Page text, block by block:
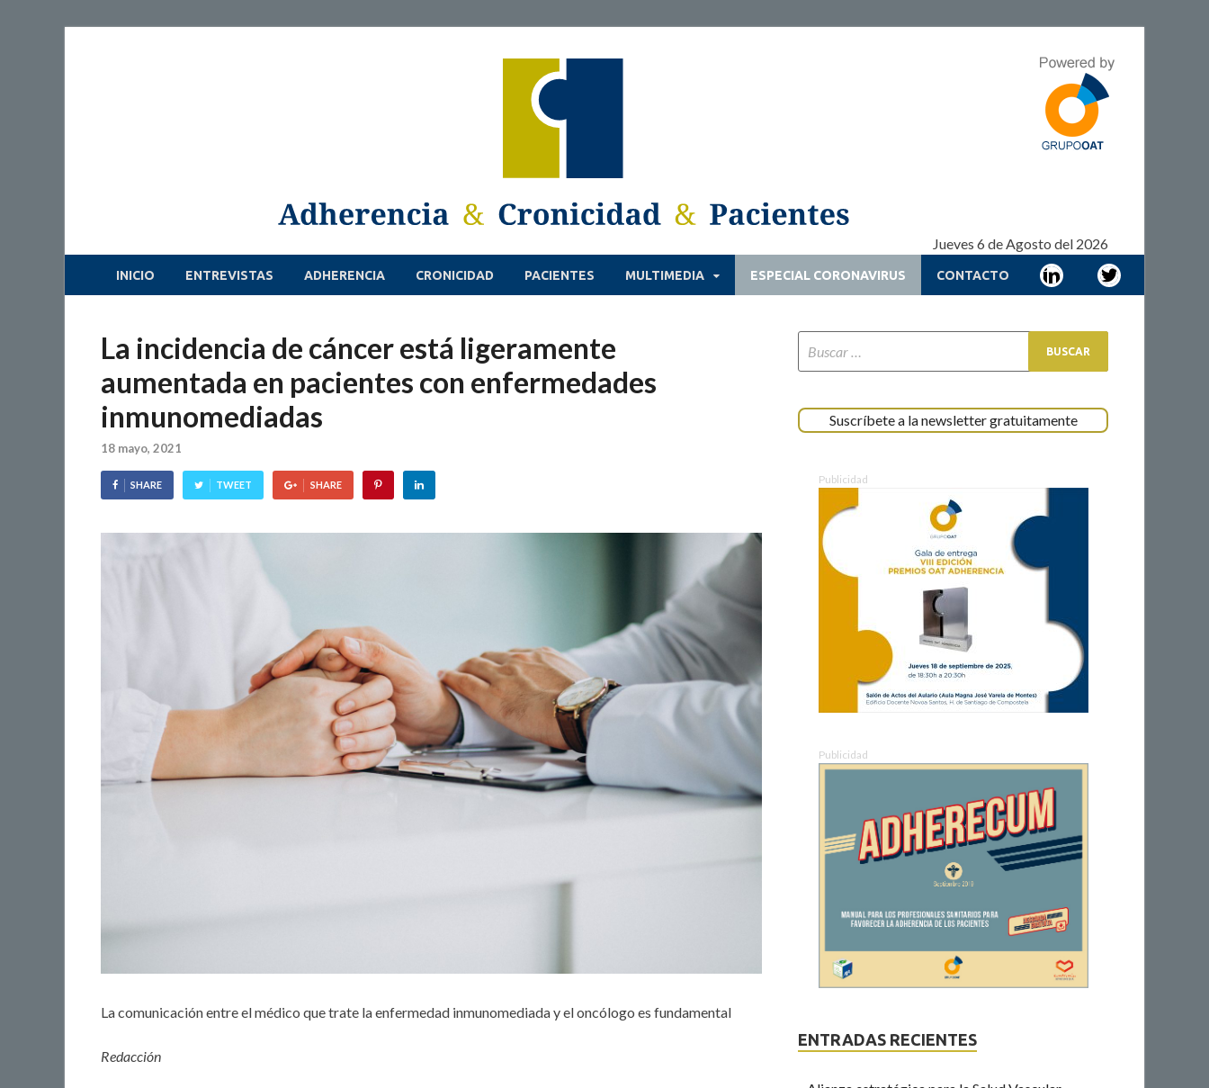
Adherencia –
Cronicidad –
Adherencia – Cronicidad – Pacientes
Jueves 6 de Agosto del 2026
INICIO ENTREVISTAS ADHERENCIA CRONICIDAD PACIENTES MULTIMEDIA ESPECIAL CORONAVIRUS CONTACTO
La incidencia de cáncer está ligeramente
aumentada en pacientes con enfermedades
inmunomediadas
18 mayo, 2021
SHARE TWEET SHARE
La comunicación entre el médico que trate la enfermedad inmunomediada y el oncólogo es fundamental
Redacción
Suscríbete a la newsletter gratuitamente
Publicidad
Publicidad
ENTRADAS RECIENTES